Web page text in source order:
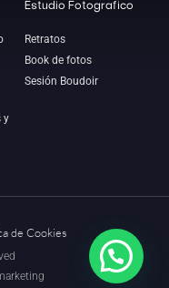
y
Estudio Fotografico
Retratos
Book de fotos
Sesión Boudoir
de Cookies